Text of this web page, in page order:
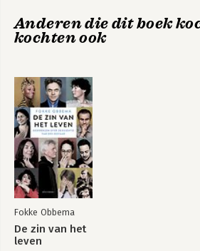
Anderen die dit boek
kochten ook
Fokke Obbema
De zin van het
leven